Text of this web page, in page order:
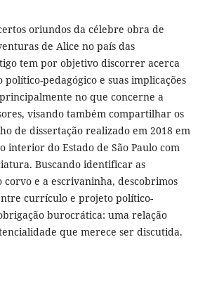
oriundos da célebre obra de
de Alice no país das
tem por objetivo discorrer acerca
pedagógico e suas implicações
no que concerne a
visando também compartilhar os
de dissertação realizado em 2018 em
interior do Estado de São Paulo com
Buscando identificar as
corvo e a escrivaninha, descobrimos
currículo e projeto político-
burocrática: uma relação
que merece ser discutida.